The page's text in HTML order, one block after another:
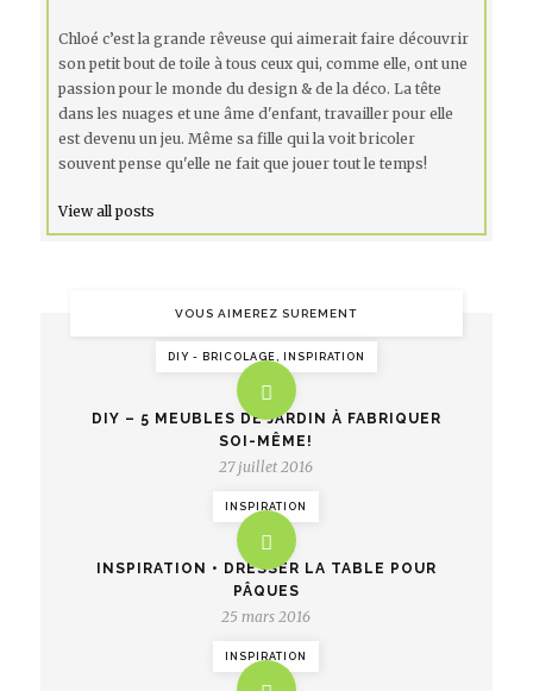
Chloé c’est la grande rêveuse qui aimerait faire découvrir
son petit bout de toile à tous ceux qui, comme elle, ont une
passion pour le monde du design & de la déco. La tête
dans les nuages et une âme d'enfant, travailler pour elle
est devenu un jeu. Même sa fille qui la voit bricoler
souvent pense qu'elle ne fait que jouer tout le temps!
View all posts
VOUS AIMEREZ SUREMENT
DIY - BRICOLAGE, INSPIRATION
DIY – 5 MEUBLES DE JARDIN À FABRIQUER
SOI-MÊME!
27 juillet 2016
INSPIRATION
INSPIRATION • DRESSER LA TABLE POUR
PÂQUES
25 mars 2016
INSPIRATION